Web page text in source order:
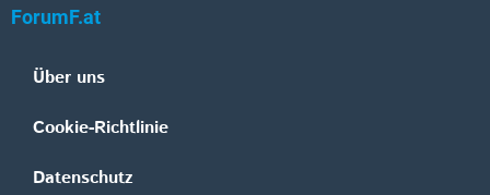
ForumF.at
Über uns
Cookie-Richtlinie
Datenschutz